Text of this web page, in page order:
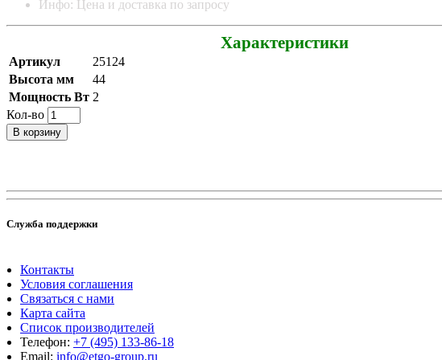
Инфо: Цена и доставка по запросу
Характеристики
Артикул
25124
Высота мм
44
Мощность Вт 2
Кол-во
В корзину
Служба поддержки
Контакты
Условия соглашения
Связаться с нами
Карта сайта
Список производителей
Телефон: +7 (495) 133-86-18
Email: info@etgo-group.ru